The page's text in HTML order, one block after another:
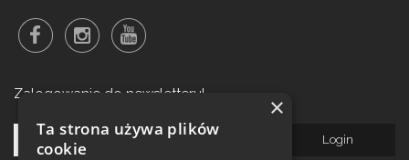
Zalogowanie do newsletteru! ×
Ta strona używa plików
cookie